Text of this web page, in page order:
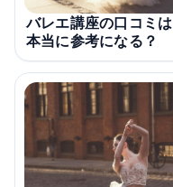
バレエ講座の口コミは
本当に参考になる？